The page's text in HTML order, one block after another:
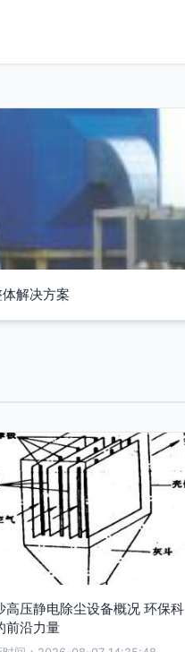
解决方案
高压静电除尘设备概况 环保科
前沿力量